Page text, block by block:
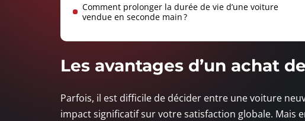
Comment prolonger la durée de vie d’une voiture
vendue en seconde main ?
Les avantages d’un achat
Parfois, il est difficile de décider entre une voiture
impact significatif sur votre satisfaction globale. Mais